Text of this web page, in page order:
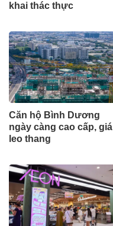
khai thác thực
Căn hộ Bình Dương
ngày càng cao cấp, giá
leo thang